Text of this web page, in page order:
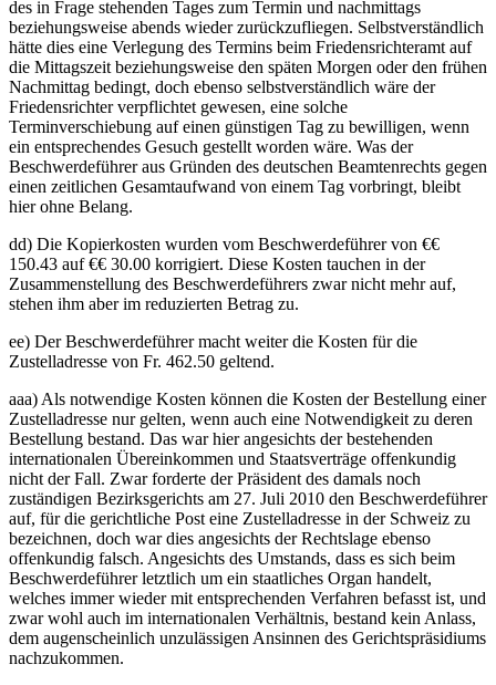
des in Frage stehenden Tages zum Termin und nachmittags
beziehungsweise abends wieder zurückzufliegen. Selbstverständlich
hätte dies eine Verlegung des Termins beim Friedensrichteramt auf
die Mittagszeit beziehungsweise den späten Morgen oder den frühen
Nachmittag bedingt, doch ebenso selbstverständlich wäre der
Friedensrichter verpflichtet gewesen, eine solche
Terminverschiebung auf einen günstigen Tag zu bewilligen, wenn
ein entsprechendes Gesuch gestellt worden wäre. Was der
Beschwerdeführer aus Gründen des deutschen Beamtenrechts gegen
einen zeitlichen Gesamtaufwand von einem Tag vorbringt, bleibt
hier ohne Belang.
dd) Die Kopierkosten wurden vom Beschwerdeführer von €€
150.43 auf €€ 30.00 korrigiert. Diese Kosten tauchen in der
Zusammenstellung des Beschwerdeführers zwar nicht mehr auf,
stehen ihm aber im reduzierten Betrag zu.
ee) Der Beschwerdeführer macht weiter die Kosten für die
Zustelladresse von Fr. 462.50 geltend.
aaa) Als notwendige Kosten können die Kosten der Bestellung einer
Zustelladresse nur gelten, wenn auch eine Notwendigkeit zu deren
Bestellung bestand. Das war hier angesichts der bestehenden
internationalen Übereinkommen und Staatsverträge offenkundig
nicht der Fall. Zwar forderte der Präsident des damals noch
zuständigen Bezirksgerichts am 27. Juli 2010 den Beschwerdeführer
auf, für die gerichtliche Post eine Zustelladresse in der Schweiz zu
bezeichnen, doch war dies angesichts der Rechtslage ebenso
offenkundig falsch. Angesichts des Umstands, dass es sich beim
Beschwerdeführer letztlich um ein staatliches Organ handelt,
welches immer wieder mit entsprechenden Verfahren befasst ist, und
zwar wohl auch im internationalen Verhältnis, bestand kein Anlass,
dem augenscheinlich unzulässigen Ansinnen des Gerichtspräsidiums
nachzukommen.